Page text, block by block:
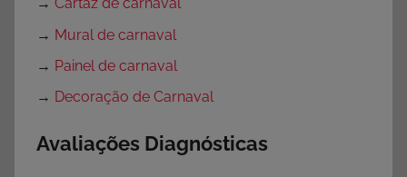
→ Mural de carnaval
→ Painel de carnaval
→ Decoração de Carnaval
Avaliações Diagnósticas